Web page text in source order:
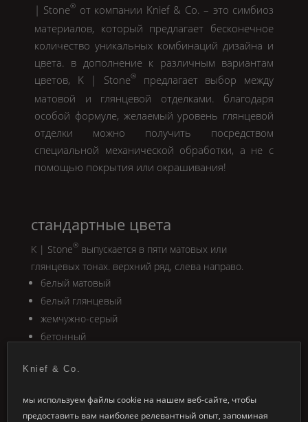
| Stone® от компании Knief & Co. – это симбиоз
материалов, который предлагает бесконечное
количество уникальных комбинаций дизайна и
цвета. в дополнение к различным вариантам
цветов, K | Stone®
предлагает выбор между
матовой и глянцевой отделками. благодаря
особой формуле, желаемый уровень глянцевой
отделки можно получить посредством
специальной механической обработки, а не с
помощью покрытия или окрашивания!
стандартные цвета
K | Stone®выпускается в пяти матовых или
глянцевых тонах. верхний ряд, слева направо.
белый матовый
белый глянцевый
жемчужно-серый
бетонный
варианты интерьера
Knief & Co.
мы используем файлы cookie на нашем веб-сайте, чтобы
предоставить вам наиболее релевантный опыт, запоминая